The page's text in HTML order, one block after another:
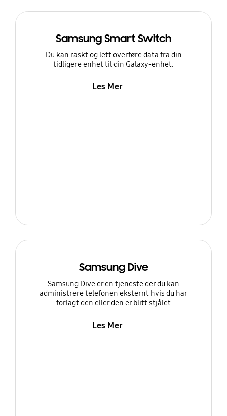
Samsung Smart Switch
Du kan raskt og lett overføre data fra din
tidligere enhet til din Galaxy-enhet.
Les Mer
Samsung Dive
Samsung Dive er en tjeneste der du kan
administrere telefonen eksternt hvis du har
forlagt den eller den er blitt stjålet
Les Mer